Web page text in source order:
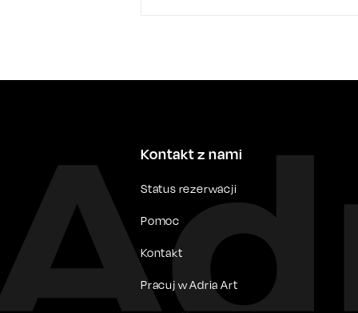
Kontakt z nami
Status rezerwacji
Pomoc
Kontakt
Pracuj w Adria Art